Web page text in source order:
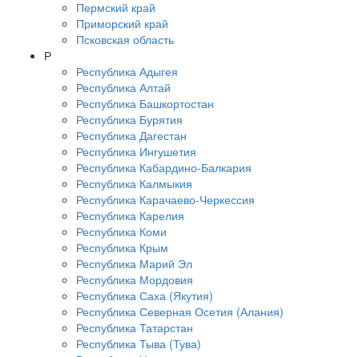
Пермский край
Приморский край
Псковская область
Р
Республика Адыгея
Республика Алтай
Республика Башкортостан
Республика Бурятия
Республика Дагестан
Республика Ингушетия
Республика Кабардино-Балкария
Республика Калмыкия
Республика Карачаево-Черкессия
Республика Карелия
Республика Коми
Республика Крым
Республика Марий Эл
Республика Мордовия
Республика Саха (Якутия)
Республика Северная Осетия (Алания)
Республика Татарстан
Республика Тыва (Тува)